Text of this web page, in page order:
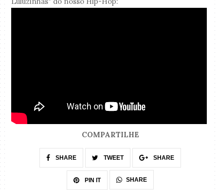
COMPARTILHE
SHARE TWEET SHARE
PIN IT SHARE